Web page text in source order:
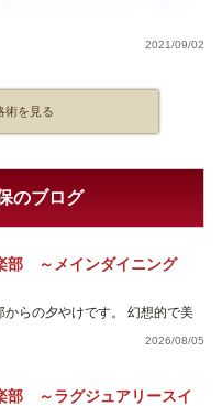
2021/09/02
術を見る
のブログ
部 ～メインダイニング
からの夕やけです。 幻想的で美
2026/08/05
部 ～ラグジュアリースイ